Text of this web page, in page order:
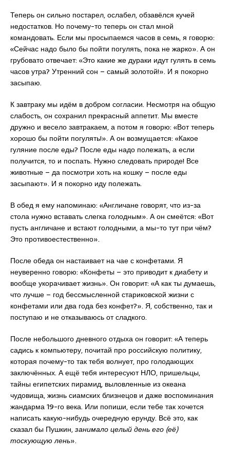
Теперь он сильно постарел, ослабел, обзавёлся кучей
недостатков. Но почему-то теперь он стал мной
командовать. Если мы просыпаемся часов в семь, я говорю:
«Сейчас надо было бы пойти погулять, пока не жарко». А он
грубовато отвечает: «Это какие же дураки идут гулять в семь
часов утра? Утренний сон – самый золотой!». И я покорно
засыпаю.
К завтраку мы идём в добром согласии. Несмотря на общую
слабость, он сохранил прекрасный аппетит. Мы вместе
дружно и весело завтракаем, а потом я говорю: «Вот теперь
хорошо бы пойти погулять!». А он возмущается: «Какое
гуляние после еды? После еды надо полежать, а если
получится, то и поспать. Нужно следовать природе! Все
животные – да посмотри хоть на кошку – после еды
засыпают». И я покорно иду полежать.
В обед я ему напоминаю: «Англичане говорят, что из-за
стола нужно вставать слегка голодным». А он смеётся: «Вот
пусть англичане и встают голодными, а мы-то тут при чём?
Это противоестественно».
После обеда он настаивает на чае с конфетами. Я
неуверенно говорю: «Конфеты – это приводит к диабету и
вообще укорачивает жизнь». Он говорит: «А как ты думаешь,
что лучше – год бессмысленной стариковской жизни с
конфетами или два года без конфет?». Я, собственно, так и
поступаю и не отказываюсь от сладкого.
После небольшого дневного отдыха он говорит: «А теперь
садись к компьютеру, почитай про российскую политику,
которая почему-то так тебя волнует, про голодающих
заключённых. А ещё тебя интересуют НЛО, пришельцы,
тайны египетских пирамид, выловленные из океана
чудовища, жизнь сиамских близнецов и даже воспоминания
жандарма 19-го века. Или попиши, если тебе так хочется
написать какую-нибудь очередную ерунду. Всё это, как
сказал бы Пушкин,занимало целый день его (её)
тоскующую лень».